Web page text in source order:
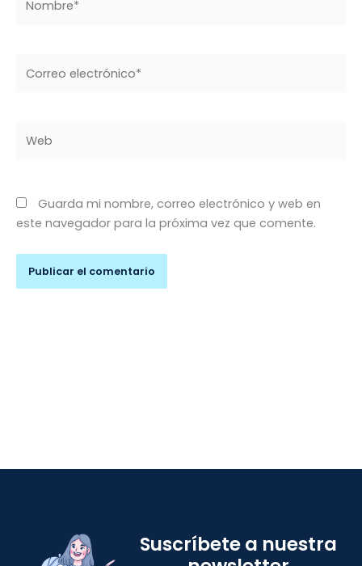
electrónico*
Guarda mi nombre, correo electrónico y web en
este navegador para la próxima vez que comente.
Suscríbete a nuestra